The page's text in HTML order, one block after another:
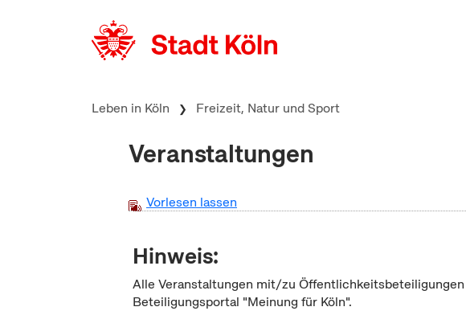
Leben in Köln Freizeit, Natur und Sport
Veranstaltungen
Vorlesen lassen
Hinweis:
Alle Veranstaltungen mit/zu Öffentlichkeitsbeteiligungen
Beteiligungsportal "Meinung für Köln".